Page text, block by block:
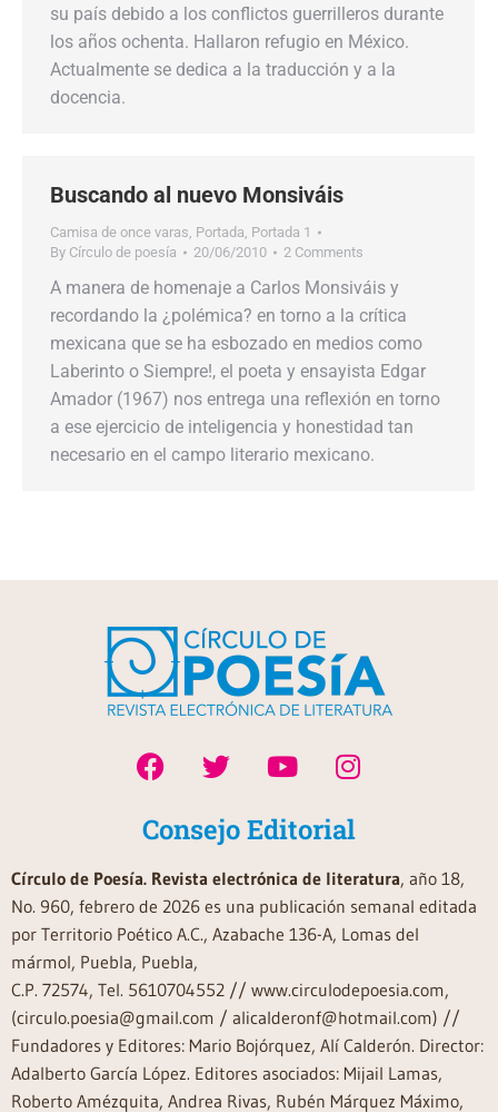
su país debido a los conflictos guerrilleros durante
los años ochenta. Hallaron refugio en México.
Actualmente se dedica a la traducción y a la
docencia.
Buscando al nuevo Monsiváis
Camisa de once varas, Portada, Portada 1
By Círculo de poesía 20/06/2010 2 Comments
A manera de homenaje a Carlos Monsiváis y
recordando la ¿polémica? en torno a la crítica
mexicana que se ha esbozado en medios como
Laberinto o Siempre!, el poeta y ensayista Edgar
Amador (1967) nos entrega una reflexión en torno
a ese ejercicio de inteligencia y honestidad tan
necesario en el campo literario mexicano.
Consejo Editorial
Círculo de Poesía. Revista electrónica de literatura, año 18,
No. 960, febrero de 2026 es una publicación semanal editada
por Territorio Poético A.C., Azabache 136-A, Lomas del
mármol, Puebla, Puebla,
C.P. 72574, Tel. 5610704552 // www.circulodepoesia.com,
(circulo.poesia@gmail.com / alicalderonf@hotmail.com) //
Fundadores y Editores: Mario Bojórquez, Alí Calderón. Director:
Adalberto García López. Editores asociados: Mijail Lamas,
Roberto Amézquita, Andrea Rivas, Rubén Márquez Máximo,